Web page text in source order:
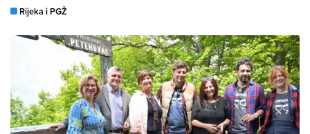
Rijeka i PGŽ